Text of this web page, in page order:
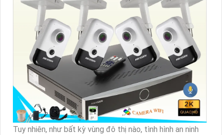
Tuy nhiên, như bất kỳ vùng đô thị nào, tình hình an ninh